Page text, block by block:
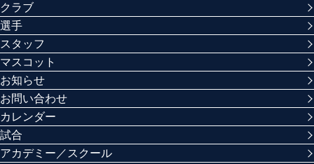
クラブ
選手
スタッフ
マスコット
お知らせ
お問い合わせ
カレンダー
試合
アカデミー／スクール